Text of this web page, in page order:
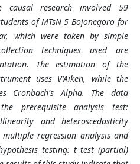
causal research involved 59
of MTsN 5 Bojonegoro for
which were taken by simple
techniques used are
The estimation of the
uses V'Aiken, while the
Cronbach's Alpha. The data
prerequisite analysis test:
and heteroscedasticity
regression analysis and
testing: t test (partial)